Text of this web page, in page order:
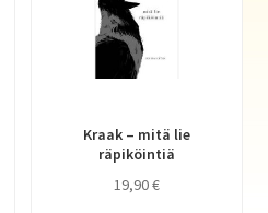
Kraak – mitä lie
räpiköintiä
19,90€